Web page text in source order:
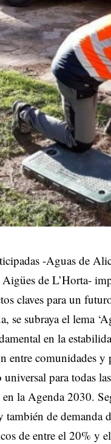
-Aguas de
de L’Horta-
claves para un
subraya el lema
en la
entre comunidades
universal para todas
la Agenda 2030.
de demanda
de entre el 20% y